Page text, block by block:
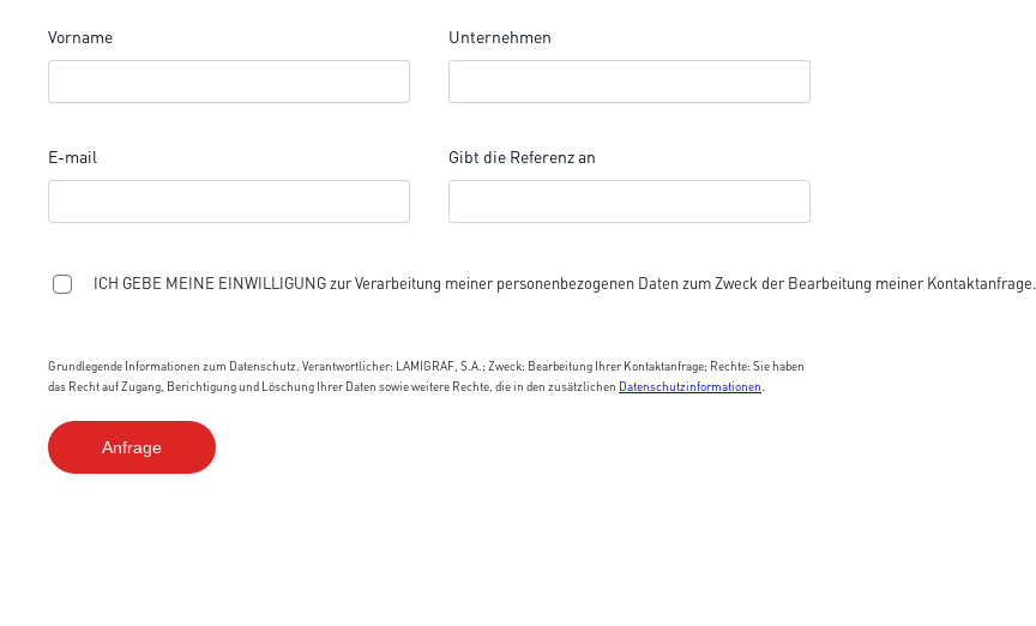
Vorname Unternehmen
E-mail Gibt die Referenz an
ICH GEBE MEINE EINWILLIGUNG zur Verarbeitung meiner personenbezogenen Daten zum Zweck der Bearbeitung meiner Kontaktanfrage.
Grundlegende Informationen zum Datenschutz. Verantwortlicher: LAMIGRAF, S.A.; Zweck: Bearbeitung Ihrer Kontaktanfrage; Rechte: Sie haben
das Recht auf Zugang, Berichtigung und Löschung Ihrer Daten sowie weitere Rechte, die in den zusätzlichen Datenschutzinformationen